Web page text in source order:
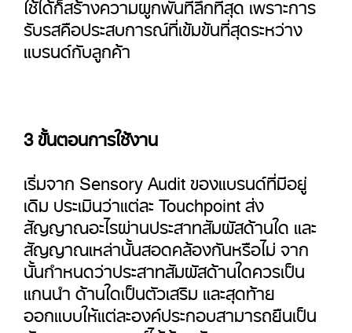
รับรสคือประสบการณ์ที่เข้มข้นที่สุดระหว่าง
แบรนด์กับลูกค้า
3 ขั้นตอนการใช้งาน
เริ่มจาก Sensory Audit ของแบรนด์ที่มีอยู่
เดิม ประเมินว่าแต่ละ Touchpoint ส่ง
สัญญาณอะไรผ่านประสาทสัมผัสด้านใด และ
สัญญาณเหล่านั้นสอดคล้องกันหรือไม่ จาก
นั้นกำหนดว่าประสาทสัมผัสด้านใดควรเป็น
แกนนำ ด้านใดเป็นตัวเสริม และสุดท้าย
ออกแบบให้แต่ละองค์ประกอบสามารถยืนเป็น